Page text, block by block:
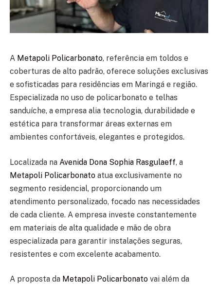
A Metapoli Policarbonato, referência em toldos e
coberturas de alto padrão, oferece soluções exclusivas
e sofisticadas para residências em Maringá e região.
Especializada no uso de policarbonato e telhas
sanduíche, a empresa alia tecnologia, durabilidade e
estética para transformar áreas externas em
ambientes confortáveis, elegantes e protegidos.
Localizada na Avenida Dona Sophia Rasgulaeff, a
Metapoli Policarbonato atua exclusivamente no
segmento residencial, proporcionando um
atendimento personalizado, focado nas necessidades
de cada cliente. A empresa investe constantemente
em materiais de alta qualidade e mão de obra
especializada para garantir instalações seguras,
resistentes e com excelente acabamento.
A proposta da Metapoli Policarbonato vai além da